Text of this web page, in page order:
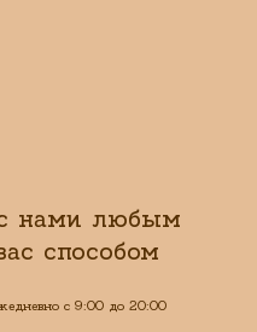
нами любым
способом
с 9:00 до 20:00